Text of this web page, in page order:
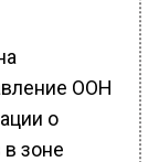
ООН
о
зоне